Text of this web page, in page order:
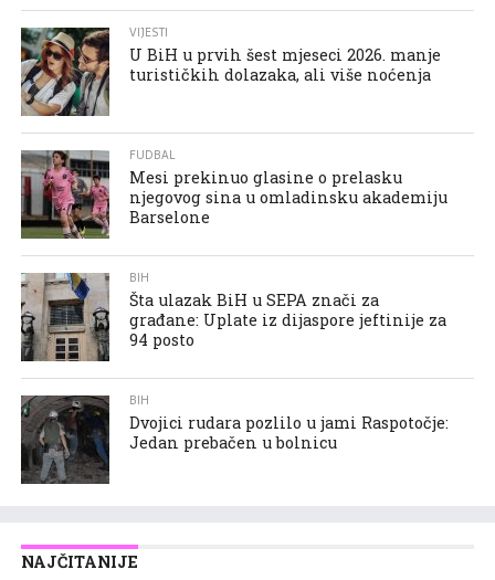
VIJESTI
U BiH u prvih šest mjeseci 2026. manje
turističkih dolazaka, ali više noćenja
FUDBAL
Mesi prekinuo glasine o prelasku
njegovog sina u omladinsku akademiju
Barselone
BIH
Šta ulazak BiH u SEPA znači za
građane: Uplate iz dijaspore jeftinije za
94 posto
BIH
Dvojici rudara pozlilo u jami Raspotočje:
Jedan prebačen u bolnicu
NAJČITANIJE